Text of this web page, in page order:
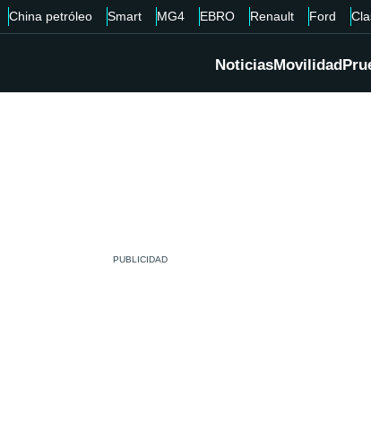
China petróleo Smart MG4 EBRO Renault Ford
NoticiasMovilidad